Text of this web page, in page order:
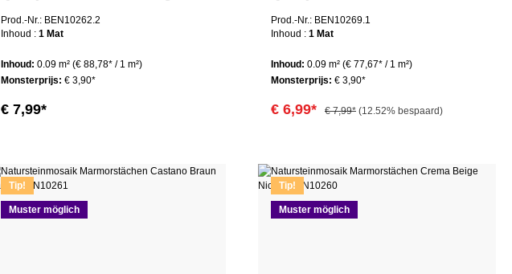
Prod.-Nr.: BEN10262.2
Inhoud : 1 Mat
Inhoud: 0.09 m² (€ 88,78* / 1 m²)
Monsterprijs: € 3,90*
€ 7,99*
Prod.-Nr.: BEN10269.1
Inhoud : 1 Mat
Inhoud: 0.09 m² (€ 77,67* / 1 m²)
Monsterprijs: € 3,90*
€ 6,99* € 7,99* (12.52% bespaard)
Tip!
Muster möglich
Tip!
Muster möglich